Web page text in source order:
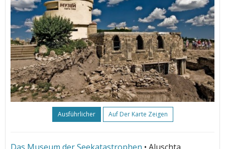
Ausführlicher Auf Der Karte Zeigen